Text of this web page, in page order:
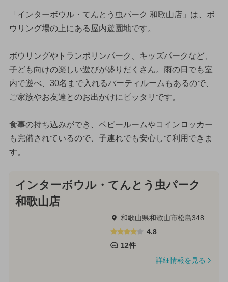
「インターボウル・てんとう虫パーク 和歌山店」は、ボ
ウリング場の上にある屋内遊園地です。
ボウリングやトランポリンパーク、キッズパークなど、
子ども向けの楽しい遊びが盛りだくさん。雨の日でも室
内で遊べ、30名まで入れるパーティルームもあるので、
ご家族やお友達とのお出かけにピッタリです。
食事の持ち込みができ、ベビールームやコインロッカー
も完備されているので、子連れでも安心して利用できま
す。
インターボウル・てんとう虫パーク
和歌山店
和歌山県和歌山市松島348
4.8
12件
詳細情報を見る